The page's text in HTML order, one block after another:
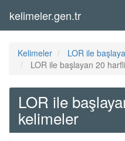
kelimeler.gen.tr
Kelimeler
LOR ile
LOR ile başlayan 20
LOR ile
kelimeler